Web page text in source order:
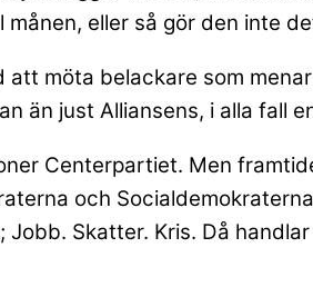
eller så gör den inte
att möta belackare som
än just Alliansens, i alla fall
Centerpartiet. Men
och
Skatter. Kris. Då